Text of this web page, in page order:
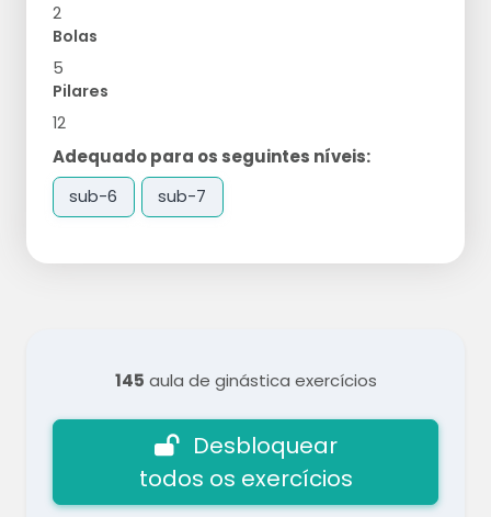
2
Bolas
5
Pilares
12
Adequado para os seguintes níveis:
sub-6 sub-7
145 aula de ginástica exercícios
Desbloquear
todos os exercícios